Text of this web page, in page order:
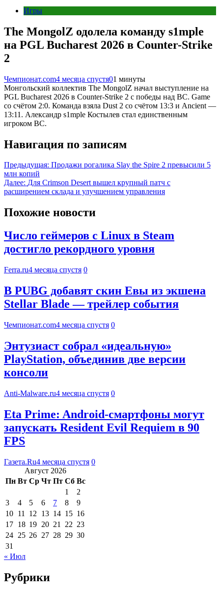
Игры
The MongolZ одолела команду s1mple
на PGL Bucharest 2026 в Counter-Strike
2
Чемпионат.com4 месяца спустя01 минуты
Монгольский коллектив The MongolZ начал выступление на
PGL Bucharest 2026 в Counter-Strike 2 с победы над BC. Game
со счётом 2:0. Команда взяла Dust 2 со счётом 13:3 и Ancient —
13:11. Александр s1mple Костылев стал единственным
игроком BC.
Навигация по записям
Предыдущая: Продажи рогалика Slay the Spire 2 превысили 5
млн копий
Далее: Для Crimson Desert вышел крупный патч с
расширением склада и улучшением управления
Похожие новости
Число геймеров с Linux в Steam
достигло рекордного уровня
Ferra.ru4 месяца спустя 0
В PUBG добавят скин Евы из экшена
Stellar Blade — трейлер события
Чемпионат.com4 месяца спустя 0
Энтузиаст собрал «идеальную»
PlayStation, объединив две версии
консоли
Anti-Malware.ru4 месяца спустя 0
Eta Prime: Android-смартфоны могут
запускать Resident Evil Requiem в 90
FPS
Газета.Ru4 месяца спустя 0
Август 2026
Пн Вт Ср Чт Пт Сб Вс
1
2
3
4 5 6 7 8
9
10 11 12 13 14 15 16
17 18 19 20 21 22 23
24 25 26 27 28 29 30
31
« Июл
Рубрики